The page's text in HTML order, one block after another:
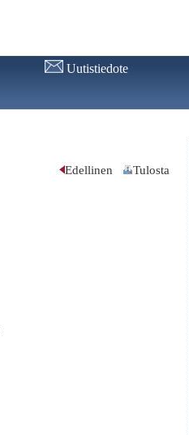
Uutistiedote
Edellinen Tulosta